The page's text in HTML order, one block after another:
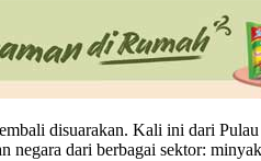
disuarakan. Kali ini dari Pulau
negara dari berbagai sektor: minyak